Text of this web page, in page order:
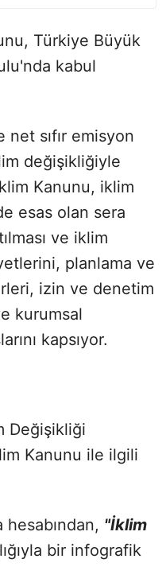
Türkiye Büyük
kabul
sıfır emisyon
değişikliğiyle
Kanunu, iklim
esas olan sera
ve iklim
planlama ve
izin ve denetim
kurumsal
kapsıyor.
Değişikliği
Kanunu ile ilgili
hesabından, "İklim
bir infografik